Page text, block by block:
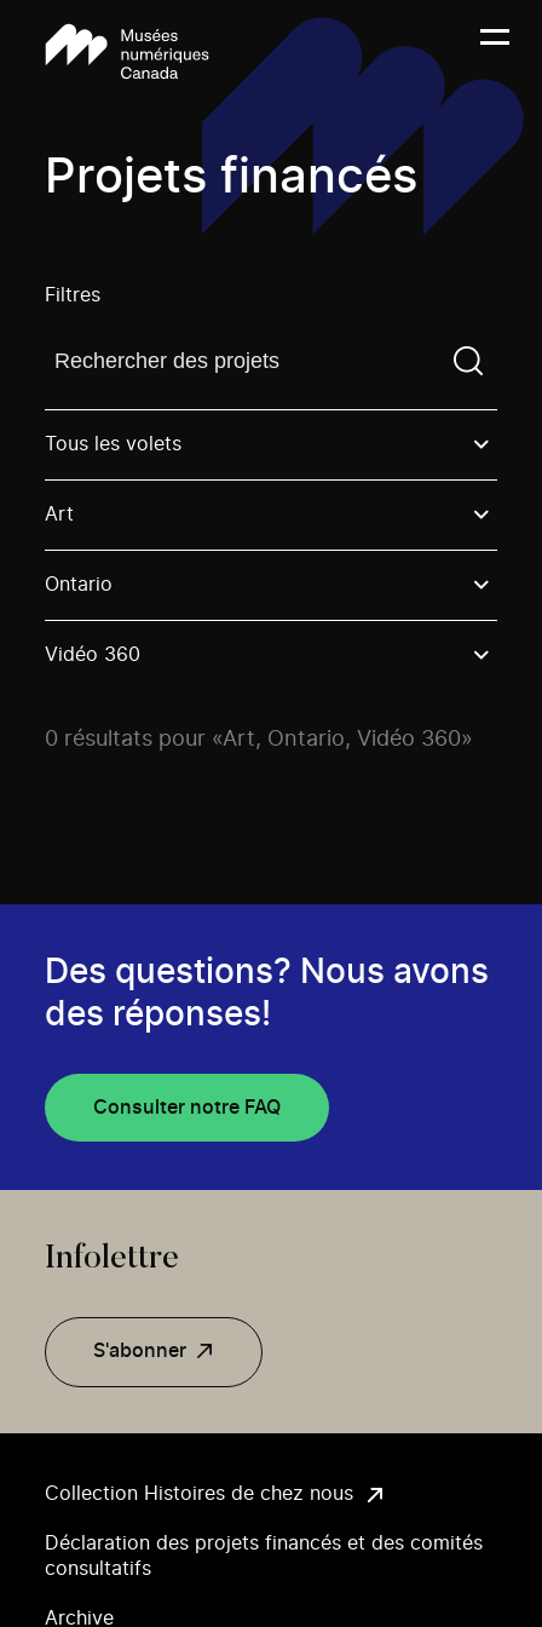
Projets financés
Filtres
Trouvez un projetVous devez saisir un terme de
Tous les volets
Art
Ontario
Vidéo 360
0 résultats pour «Art, Ontario, Vidéo 360»
Collection Histoires de chez nous
Déclaration des projets financés et des comités
consultatifs
Archive
Des questions? Nous avons
des réponses!
Consulter notre FAQ
Infolettre
S'abonner